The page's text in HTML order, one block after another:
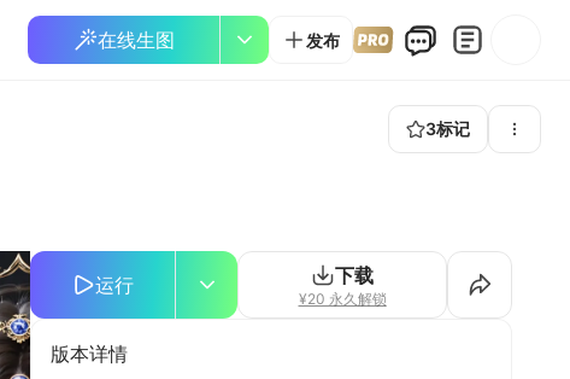
在线生图 发布
3标记
运行 下载
¥20 永久解锁
版本详情